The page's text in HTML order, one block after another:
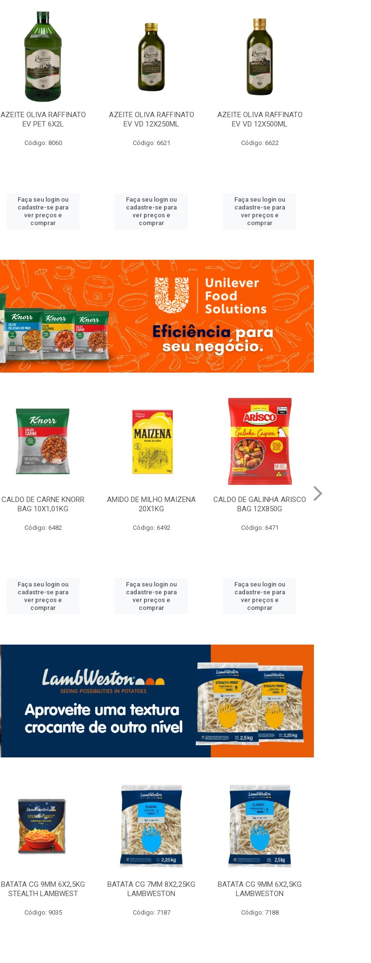
AZEITE OLIVA RAFFINATO
EV PET 6X2L
Código: 8060
Faça seu login ou
cadastre-se para
ver preços e
comprar
AZEITE OLIVA RAFFINATO
EV VD 12X250ML
Código: 6621
Faça seu login ou
cadastre-se para
ver preços e
comprar
AZEITE OLIVA RAFFINATO
EV VD 12X500ML
Código: 6622
Faça seu login ou
cadastre-se para
ver preços e
comprar
CALDO DE CARNE KNORR
BAG 10X1,01KG
Código: 6482
Faça seu login ou
cadastre-se para
ver preços e
comprar
AMIDO DE MILHO MAIZENA
20X1KG
Código: 6492
Faça seu login ou
cadastre-se para
ver preços e
comprar
CALDO DE GALINHA ARISCO
BAG 12X850G
Código: 6471
Faça seu login ou
cadastre-se para
ver preços e
comprar
BATATA CG 9MM 6X2,5KG
STEALTH LAMBWEST
Código: 9035
BATATA CG 7MM 8X2,25KG
LAMBWESTON
Código: 7187
BATATA CG 9MM 6X2,5KG
LAMBWESTON
Código: 7188